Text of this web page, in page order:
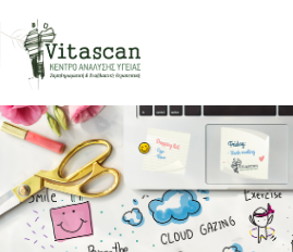
Μεταπηδήστε
στο
περιεχόμενο